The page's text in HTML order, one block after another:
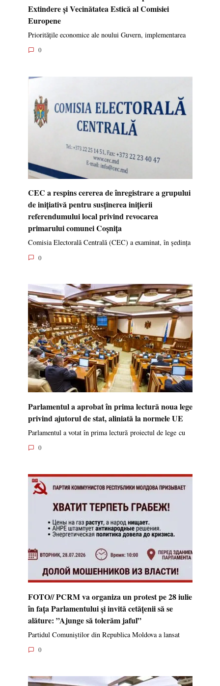
Extindere și Vecinătatea Estică al Comisiei
Europene
Prioritățile economice ale noului Guvern, implementarea
0
CEC a respins cererea de înregistrare a grupului
de inițiativă pentru susținerea inițierii
referendumului local privind revocarea
primarului comunei Coșnița
Comisia Electorală Centrală (CEC) a examinat, în ședința
0
Parlamentul a aprobat în prima lectură noua lege
privind ajutorul de stat, aliniată la normele UE
Parlamentul a votat în prima lectură proiectul de lege cu
0
FOTO// PCRM va organiza un protest pe 28 iulie
în fața Parlamentului și invită cetățenii să se
alăture: ”Ajunge să tolerăm jaful”
Partidul Comuniștilor din Republica Moldova a lansat
0